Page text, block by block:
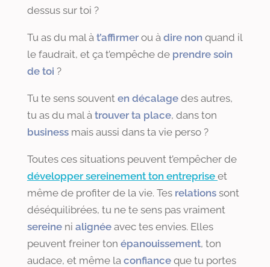
dessus sur toi ?
Tu as du mal à t’affirmer ou à dire non quand il
le faudrait, et ça t’empêche de prendre soin
de toi ?
Tu te sens souvent en décalage des autres,
tu as du mal à trouver ta place, dans ton
business mais aussi dans ta vie perso ?
Toutes ces situations peuvent t’empêcher de
développer sereinement ton entreprise et
même de profiter de la vie. Tes relations sont
déséquilibrées, tu ne te sens pas vraiment
sereine ni alignée avec tes envies. Elles
peuvent freiner ton épanouissement, ton
audace, et même la confiance que tu portes